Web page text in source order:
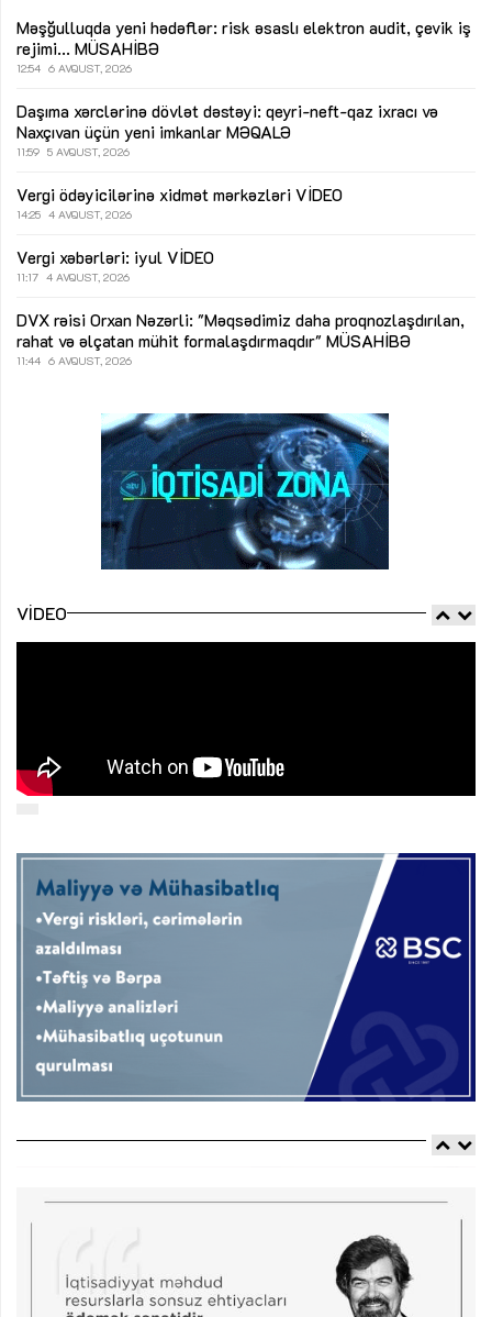
Məşğulluqda yeni hədəflər: risk əsaslı elektron audit, çevik iş
rejimi... MÜSAHİBƏ
12:54 6 AVQUST, 2026
Daşıma xərclərinə dövlət dəstəyi: qeyri-neft-qaz ixracı və
Naxçıvan üçün yeni imkanlar MƏQALƏ
11:59 5 AVQUST, 2026
Vergi ödəyicilərinə xidmət mərkəzləri VİDEO
14:25 4 AVQUST, 2026
Vergi xəbərləri: iyul VİDEO
11:17 4 AVQUST, 2026
DVX rəisi Orxan Nəzərli: "Məqsədimiz daha proqnozlaşdırılan,
rahat və əlçatan mühit formalaşdırmaqdır" MÜSAHİBƏ
11:44 6 AVQUST, 2026
VIDEO